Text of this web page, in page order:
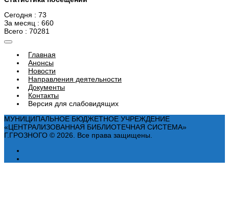
Сегодня : 73
За месяц : 660
Всего : 70281
Главная
Анонсы
Новости
Направления деятельности
Документы
Контакты
Версия для слабовидящих
МУНИЦИПАЛЬНОЕ БЮДЖЕТНОЕ УЧРЕЖДЕНИЕ
«ЦЕНТРАЛИЗОВАННАЯ БИБЛИОТЕЧНАЯ СИСТЕМА»
Г.ГРОЗНОГО © 2026. Все права защищены.